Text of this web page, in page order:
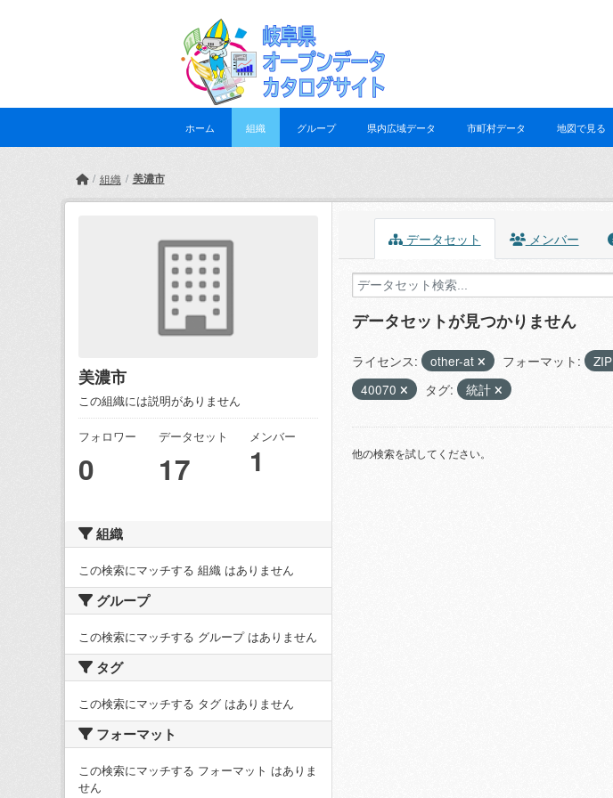
ホーム 組織 グループ 県内広域データ 市町村データ 地図で見る
組織 美濃市
美濃市
この組織には説明がありません
フォロワー
0
データセット
17
メンバー
1
組織
この検索にマッチする 組織 はありません
グループ
この検索にマッチする グループ はありません
タグ
この検索にマッチする タグ はありません
フォーマット
この検索にマッチする フォーマット はありま
せん
データセット メンバー
データセットが見つかりません
ライセンス: other-at フォーマット: ZIP
40070
タグ: 統計
他の検索を試してください。